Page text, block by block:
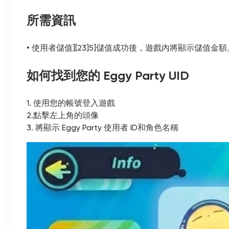
所需資訊
• 使用者儲值][23]5]儲值成功後，遊戲內將顯示儲值金額
如何找到您的 Eggy Party UID
1. 使用您的帳號登入遊戲
2.點擊左上角的頭像
3. 將顯示 Eggy Party 使用者 ID和角色名稱